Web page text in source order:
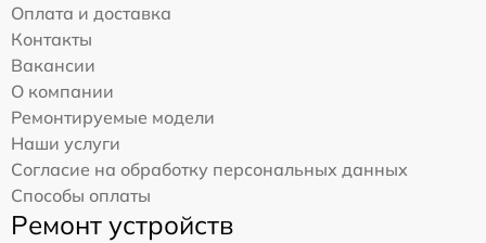
Оплата и доставка
Контакты
Вакансии
О компании
Ремонтируемые модели
Наши услуги
Согласие на обработку персональных данных
Способы оплаты
Ремонт устройств